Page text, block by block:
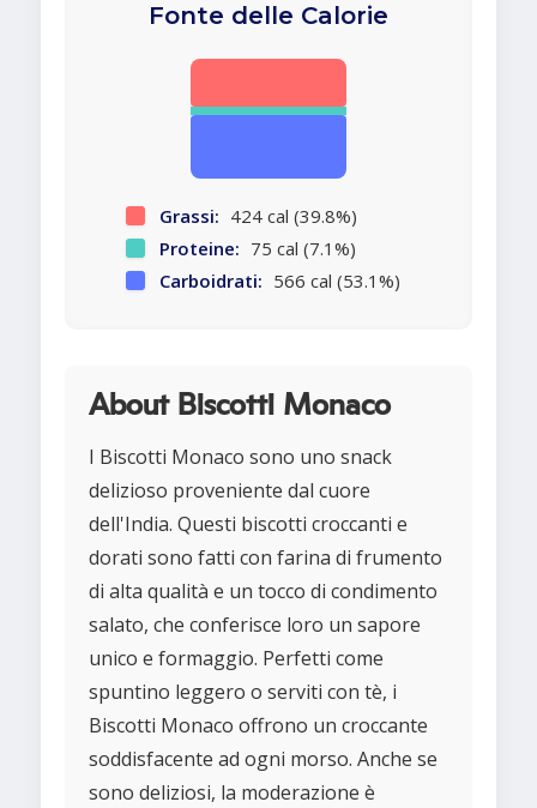
Fonte delle Calorie
Grassi: 424 cal (39.8%)
Proteine: 75 cal (7.1%)
Carboidrati: 566 cal (53.1%)
About Biscotti Monaco
I Biscotti Monaco sono uno snack
delizioso proveniente dal cuore
dell'India. Questi biscotti croccanti e
dorati sono fatti con farina di frumento
di alta qualità e un tocco di condimento
salato, che conferisce loro un sapore
unico e formaggio. Perfetti come
spuntino leggero o serviti con tè, i
Biscotti Monaco offrono un croccante
soddisfacente ad ogni morso. Anche se
sono deliziosi, la moderazione è